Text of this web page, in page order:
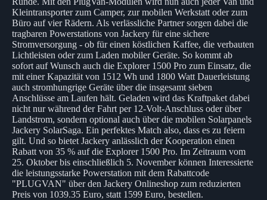
Kleintransporter zum Camper, zur mobilen Werkstatt oder zum
Büro auf vier Rädern. Als verlässliche Partner sorgen dabei die
tragbaren Powerstations von Jackery für eine sichere
Stromversorgung - ob für einen köstlichen Kaffee, die verbauten
Lichtleisten oder zum Laden mobiler Geräte. So kommt ab
sofort auf Wunsch auch die Explorer 1500 Pro zum Einsatz, die
mit einer Kapazität von 1512 Wh und 1800 Watt Dauerleistung
auch stromhungrige Geräte über die insgesamt sieben
Anschlüsse am Laufen hält. Geladen wird das Kraftpaket dabei
nicht nur während der Fahrt per 12-Volt-Anschluss oder über
Landstrom, sondern optional auch über die mobilen Solarpanels
Jackery SolarSaga. Ein perfektes Match also, dass es zu feiern
gilt. Und so bietet Jackery anlässlich der Kooperation einen
Rabatt von 35 % auf die Explorer 1500 Pro. Im Zeitraum vom
25. Oktober bis einschließlich 5. November können Interessierte
die leistungsstarke Powerstation mit dem Rabattcode
"PLUGVAN" über den Jackery Onlineshop zum reduzierten
Preis von 1039.35 Euro, statt 1599 Euro, bestellen.